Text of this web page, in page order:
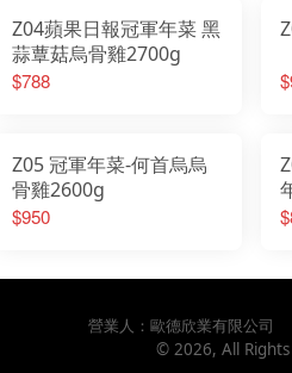
Z04蘋果日報冠軍年菜 黑
蒜蕈菇烏骨雞2700g
$788
Z05 冠軍年菜-何首烏烏
骨雞2600g
$950
營業人： 歐德欣業有限公司
© 2026, All